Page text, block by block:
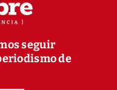
seguir
de